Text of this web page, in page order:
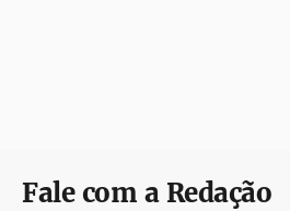
Fale com a Redação